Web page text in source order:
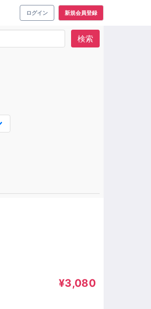
ログイン 新規会員登録
検索
¥3,080